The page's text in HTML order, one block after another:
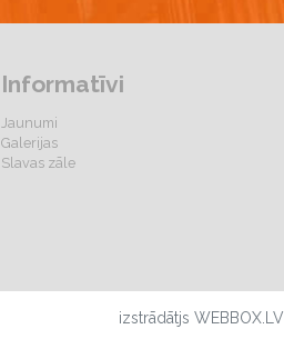
Informatīvi
Jaunumi
Galerijas
Slavas zāle
izstrādātjs WEBBOX.LV